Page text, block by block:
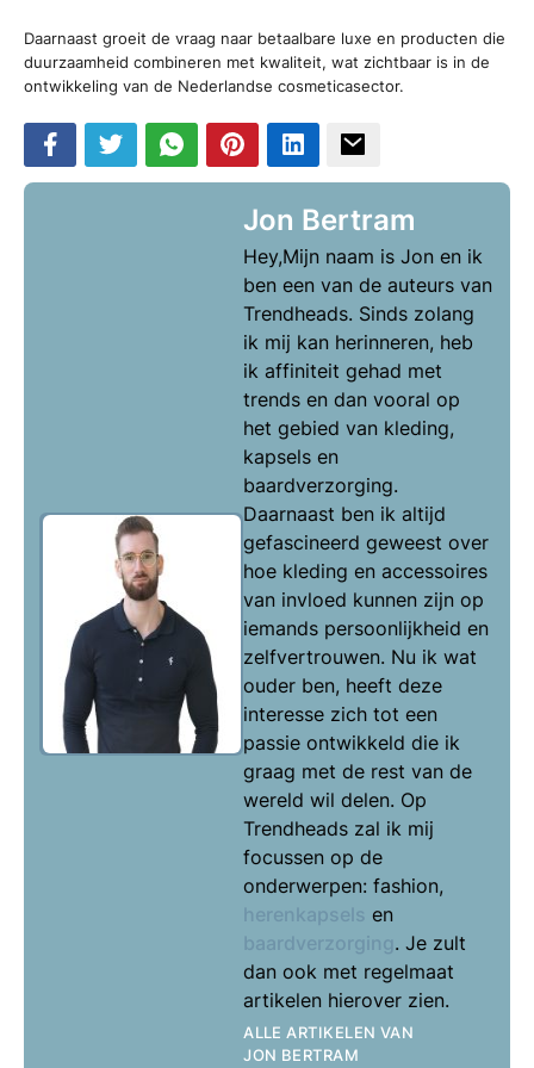
Daarnaast groeit de vraag naar betaalbare luxe en producten die
duurzaamheid combineren met kwaliteit, wat zichtbaar is in de
ontwikkeling van de Nederlandse cosmeticasector.
Jon Bertram
Hey,Mijn naam is Jon en ik
ben een van de auteurs van
Trendheads. Sinds zolang
ik mij kan herinneren, heb
ik affiniteit gehad met
trends en dan vooral op
het gebied van kleding,
kapsels en
baardverzorging.
Daarnaast ben ik altijd
gefascineerd geweest over
hoe kleding en accessoires
van invloed kunnen zijn op
iemands persoonlijkheid en
zelfvertrouwen. Nu ik wat
ouder ben, heeft deze
interesse zich tot een
passie ontwikkeld die ik
graag met de rest van de
wereld wil delen. Op
Trendheads zal ik mij
focussen op de
onderwerpen: fashion,
herenkapsels en
baardverzorging. Je zult
dan ook met regelmaat
artikelen hierover zien.
ALLE ARTIKELEN VAN
JON BERTRAM